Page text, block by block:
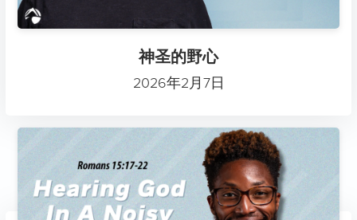
神圣的野心
2026年2月7日